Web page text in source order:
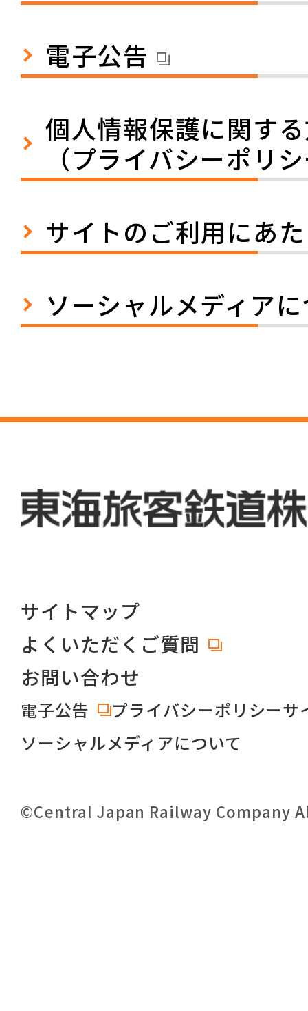
電子公告
個人情報保護に関す
（プライバシーポリ
サイトのご利用にあ
ソーシャルメディア
サイトマップ
よくいただくご質問
お問い合わせ
電子公告 プライバシーポリシーサ
ソーシャルメディアについて
©Central Japan Railway Company